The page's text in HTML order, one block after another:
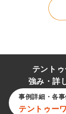
テント
強み・詳
事例詳細・各
テントゥー